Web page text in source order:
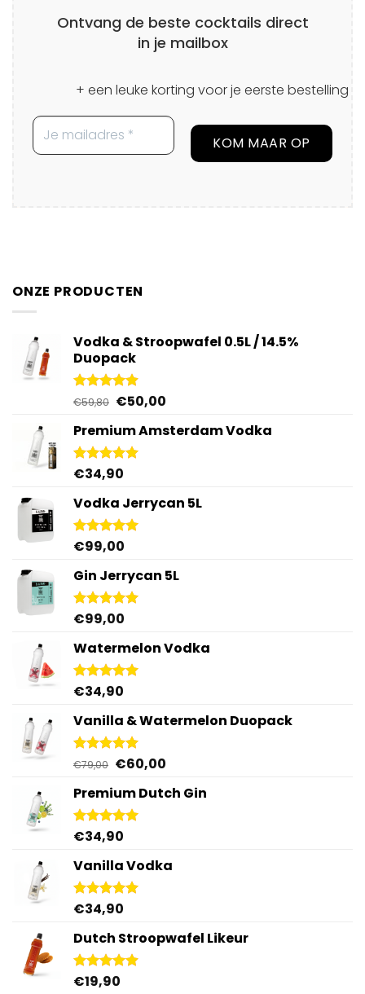
Ontvang de beste cocktails direct
in je mailbox
+ een leuke korting voor je eerste bestelling
ONZE PRODUCTEN
Vodka & Stroopwafel 0.5L / 14.5%
Duopack
Gewaardeerd
€59,80 Oorspronkelijke
was:
€59,80.
€50,00Huidige
is:
Premium Amsterdam Vodka
Gewaardeerd
€34,90
Vodka Jerrycan 5L
Gewaardeerd
€99,00
Gin Jerrycan 5L
Gewaardeerd
€99,00
Watermelon Vodka
Gewaardeerd
€34,90
Vanilla & Watermelon Duopack
Gewaardeerd
€79,00 Oorspronkelijke
was:
€79,00.
€60,00Huidige
is:
Premium Dutch Gin
Gewaardeerd
€34,90
Vanilla Vodka
Gewaardeerd
€34,90
Dutch Stroopwafel Likeur
Gewaardeerd
€19,90